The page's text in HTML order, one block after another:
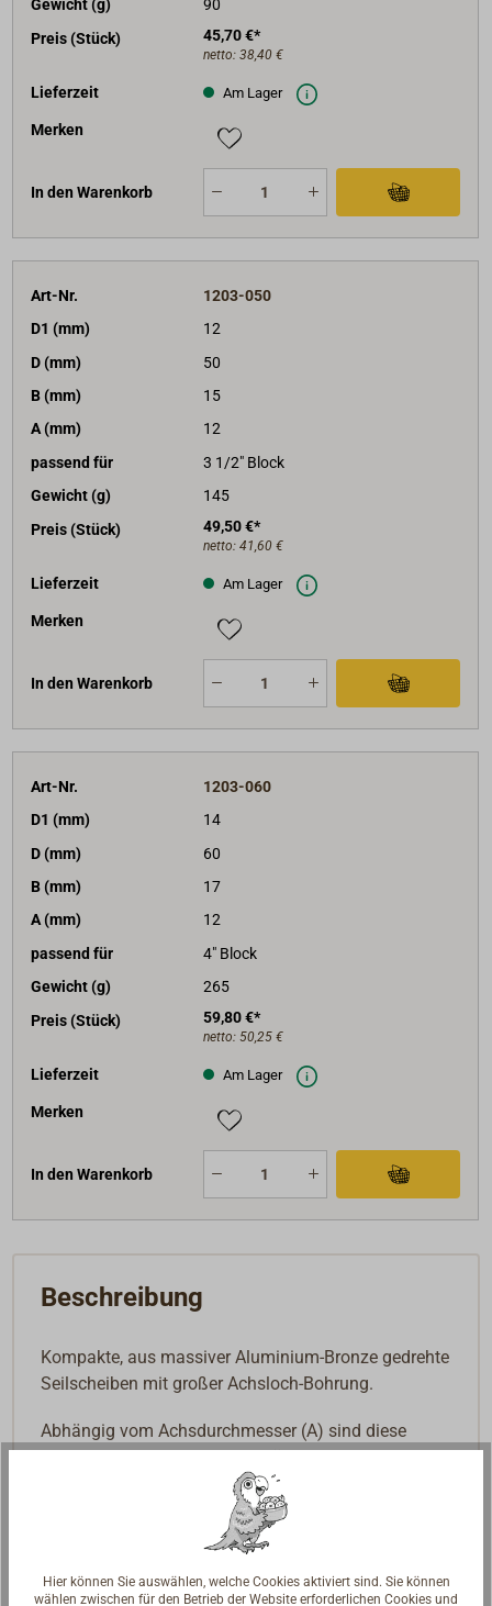
Gewicht (g)
90
Preis (Stück)
45,70 €*
netto: 38,40 €
Lieferzeit Am Lager
Merken
In den Warenkorb
Art-Nr.
1203-050
D1 (mm)
12
D (mm)
50
B (mm)
15
A (mm)
12
passend für
3 1/2" Block
Gewicht (g)
145
Preis (Stück)
49,50 €*
netto: 41,60 €
Lieferzeit Am Lager
Merken
In den Warenkorb
Art-Nr.
1203-060
D1 (mm)
14
D (mm)
60
B (mm)
17
A (mm)
12
passend für
4" Block
Gewicht (g)
265
Preis (Stück)
59,80 €*
netto: 50,25 €
Lieferzeit Am Lager
Merken
In den Warenkorb
Beschreibung
Kompakte, aus massiver Aluminium-Bronze gedrehte
Seilscheiben mit großer Achsloch-Bohrung.
Abhängig vom Achsdurchmesser (A) sind diese
Scheiben als Ersatzscheiben für unsere DAVEY-
Yachtblöcke (siehe Ähnliche Produkte/ Art-Nr.1166-...
Hier können Sie auswählen, welche Cookies aktiviert sind. Sie können
wählen zwischen für den Betrieb der Website erforderlichen Cookies und